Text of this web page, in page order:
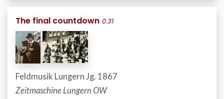
The final countdown 0.31
Feldmusik Lungern Jg. 1867
Zeitmaschine Lungern OW